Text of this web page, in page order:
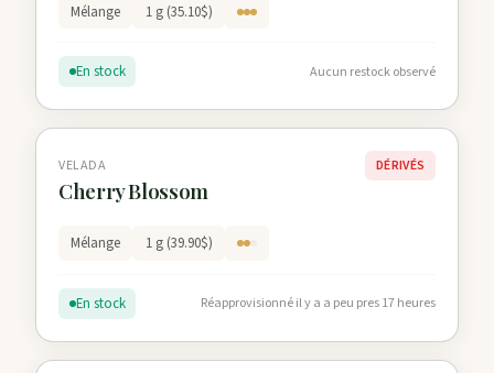
Mélange 1 g (35.10$)
En stock Aucun restock observé
VELADA
Cherry Blossom
DÉRIVÉS
Mélange 1 g (39.90$)
En stock Réapprovisionné il y a a peu pres 17 heures